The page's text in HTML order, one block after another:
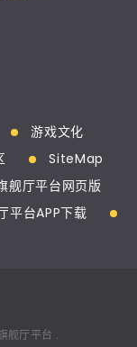
游戏文化
SiteMap
舰厅平台网页版
平台APP下载
舰厅平台 .